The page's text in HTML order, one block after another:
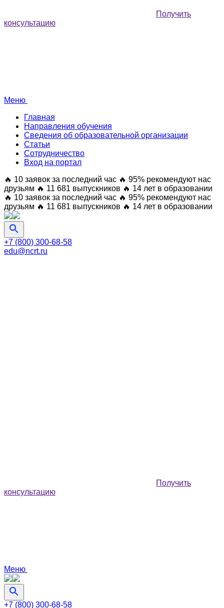
Получить
консультацию
Меню
Главная
Направления обучения
Сведения об образовательной организации
Статьи
Сотрудничество
Вход на портал
🔥 10 заявок за последний час 🔥 95% рекомендуют нас
друзьям 🔥 11 681 выпускников 🔥 14 лет в образовании
🔥 10 заявок за последний час 🔥 95% рекомендуют нас
друзьям 🔥 11 681 выпускников 🔥 14 лет в образовании
+7 (800) 300-68-58
edu@ncrt.ru
Получить
консультацию
Меню
+7 (800) 300-68-58